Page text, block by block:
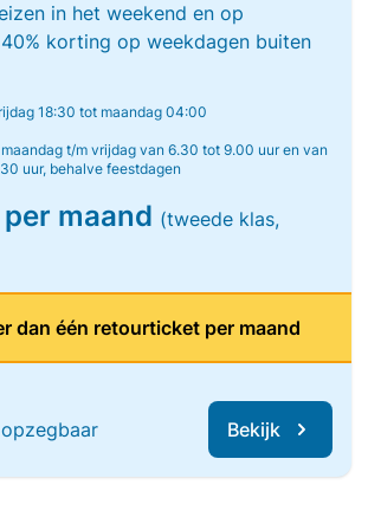
in het weekend en op
korting op weekdagen buiten
18:30 tot maandag 04:00
maandag t/m vrijdag van 6.30 tot 9.00 uur en van
uur, behalve feestdagen
maand (tweede klas,
dan één retourticket per maand
Bekijk